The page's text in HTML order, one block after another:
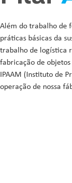
Além do trabalho de
práticas básicas da
trabalho de logística
fabricação de
IPAAM (Instituto de
operação de nossa